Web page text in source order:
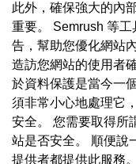
此外，確保強大的內
重要。 Semrush 等
告，幫助您優化網站
造訪您網站的使用者
於資料保護是當今一
須非常小心地處理它
安全。 您需要取得所
站是否安全。 順便說
提供者都提供此服務